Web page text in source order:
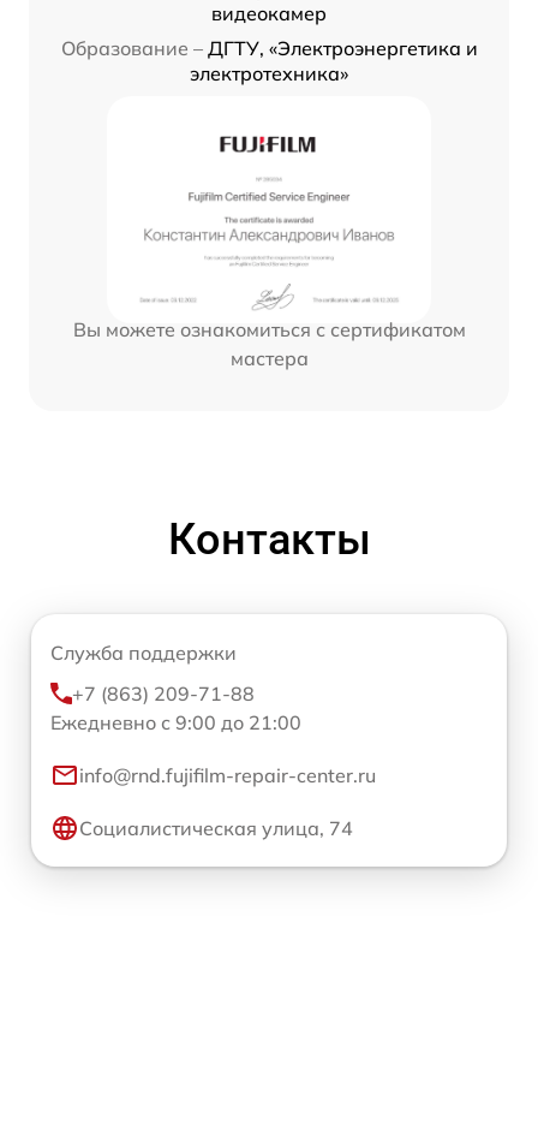
видеокамер
Образование – ДГТУ, «Электроэнергетика и
электротехника»
Вы можете ознакомиться с сертификатом
мастера
Контакты
Служба поддержки
+7 (863) 209-71-88
Ежедневно с 9:00 до 21:00
info@rnd.fujifilm-repair-center.ru
Социалистическая улица, 74